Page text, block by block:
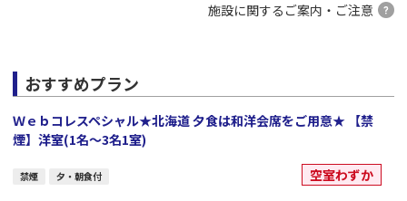
施設に関するご案内・ご注意
おすすめプラン
Ｗｅｂコレスペシャル★北海道 夕食は和洋会席をご用意★ 【禁
煙】洋室(1名～3名1室)
禁煙 夕・朝食付 空室わずか